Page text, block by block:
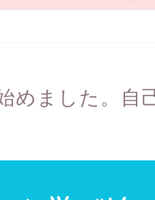
めました。自